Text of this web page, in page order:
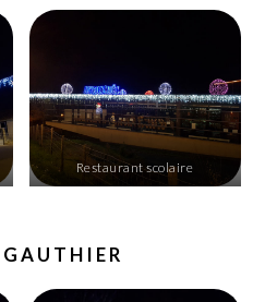
Restaurant scolaire